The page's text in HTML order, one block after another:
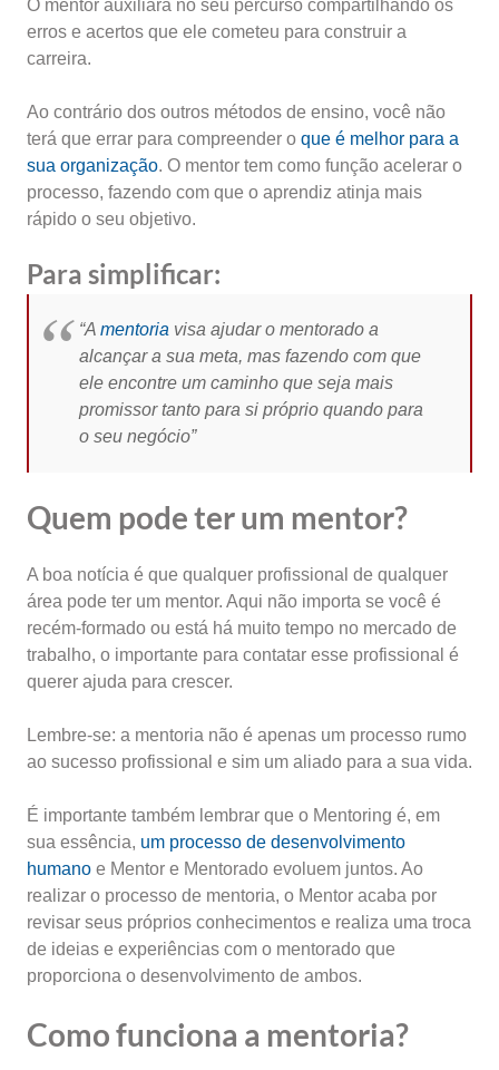
O mentor auxiliará no seu percurso compartilhando os
erros e acertos que ele cometeu para construir a
carreira.
Ao contrário dos outros métodos de ensino, você não
terá que errar para compreender o que é melhor para a
sua organização. O mentor tem como função acelerar o
processo, fazendo com que o aprendiz atinja mais
rápido o seu objetivo.
Para simplificar:
“A mentoria visa ajudar o mentorado a
alcançar a sua meta, mas fazendo com que
ele encontre um caminho que seja mais
promissor tanto para si próprio quando para
o seu negócio”
Quem pode ter um mentor?
A boa notícia é que qualquer profissional de qualquer
área pode ter um mentor. Aqui não importa se você é
recém-formado ou está há muito tempo no mercado de
trabalho, o importante para contatar esse profissional é
querer ajuda para crescer.
Lembre-se: a mentoria não é apenas um processo rumo
ao sucesso profissional e sim um aliado para a sua vida.
É importante também lembrar que o Mentoring é, em
sua essência, um processo de desenvolvimento
humano e Mentor e Mentorado evoluem juntos. Ao
realizar o processo de mentoria, o Mentor acaba por
revisar seus próprios conhecimentos e realiza uma troca
de ideias e experiências com o mentorado que
proporciona o desenvolvimento de ambos.
Como funciona a mentoria?